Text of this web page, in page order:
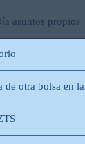
asuntos propios
de otra bolsa en